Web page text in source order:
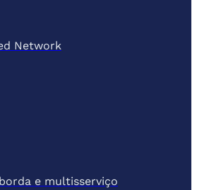
Network
e multisserviço